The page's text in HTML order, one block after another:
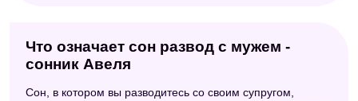
Что означает сон развод с мужем -
сонник Авеля
Сон, в котором вы разводитесь со своим супругом,